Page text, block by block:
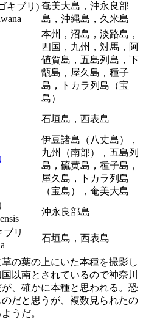
キブリ) 奄美大島，沖永良部
島，沖縄島，久米島
本州，沼島，淡路島，
四国，九州，対馬，阿
値賀島，五島列島，下
甑島，屋久島，種子
島，トカラ列島（宝
島）
石垣島，西表島
伊豆諸島（八丈島），
九州（南部），五島列
島，硫黄島，種子島，
屋久島，トカラ列島
（宝島），奄美大島
沖永良部島
リ
石垣島，西表島
の葉の上にいた本種を撮影し
以南とされているので神奈川
、確かに本種と思われる。恐
だと思うが、複数見られたの
うだ。